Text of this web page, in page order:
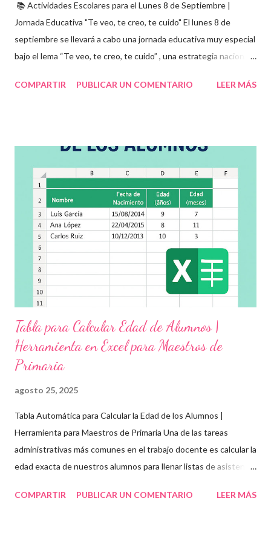
📚 Actividades Escolares para el Lunes 8 de Septiembre |
Jornada Educativa "Te veo, te creo, te cuido" El lunes 8 de
septiembre se llevará a cabo una jornada educativa muy especial
bajo el lema “Te veo, te creo, te cuido” , una estrategia nacional
infantil , y promover la convivencia escolar armónica . Desde el
actividades educativas que podrás aplicar fácilmente en tu
grupo, desde preescolar hasta sexto grado de primaria. 🧠
Objetivos clave de la jornada Promover entornos seguros y
afectivos dentro de la comunidad escolar Sensibilizar sobre el
maltrato, acoso escolar y abuso infantil Desarrollar habilidades
como la empatía, la comunicación y el autocuidado Aplicar ...
COMPARTIR PUBLICAR UN COMENTARIO LEER MÁS
Tabla para Calcular Edad de Alumnos |
Herramienta en Excel para Maestros de
Primaria
agosto 25, 2025
Tabla Automática para Calcular la Edad de los Alumnos |
Herramienta para Maestros de Primaria Una de las tareas
administrativas más comunes en el trabajo docente es calcular la
edad exacta de nuestros alumnos para llenar listas de asistencia
ayudarte con esta tarea, te compartimos una tabla automática
COMPARTIR PUBLICAR UN COMENTARIO LEER MÁS